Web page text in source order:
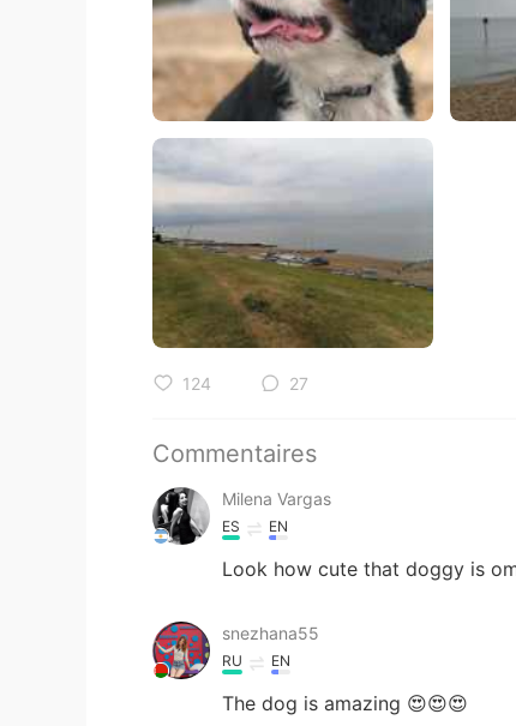
124 27
Commentaires
Milena Vargas
ES EN
Look how cute that doggy is
snezhana55
RU EN
The dog is amazing 😍😍😍